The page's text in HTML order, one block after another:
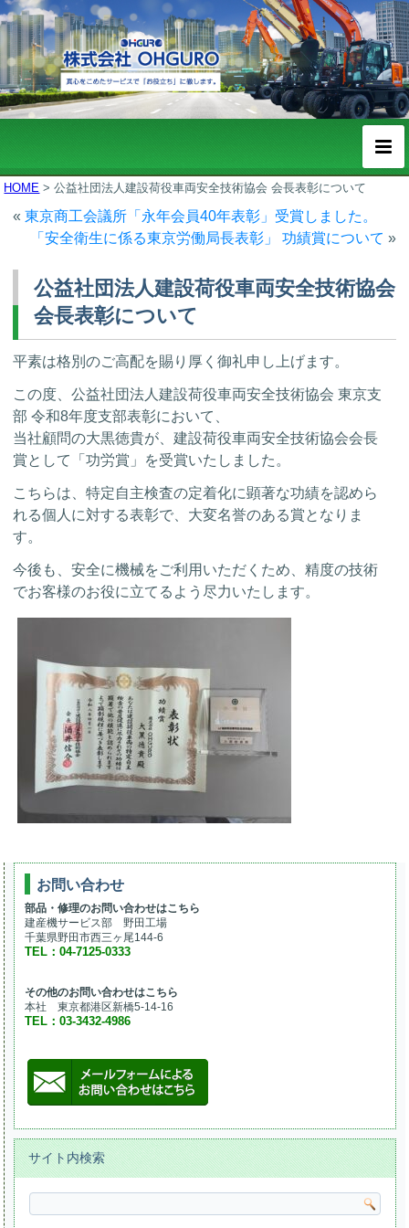
HOME >公益社団法人建設荷役車両安全技術協会 会長表彰について
«東京商工会議所「永年会員40年表彰」受賞しました。
「安全衛生に係る東京労働局長表彰」 功績賞について »
公益社団法人建設荷役車両安全技術協会
会長表彰について
平素は格別のご高配を賜り厚く御礼申し上げます。
この度、公益社団法人建設荷役車両安全技術協会 東京支
部 令和8年度支部表彰において、
当社顧問の大黒徳貴が、建設荷役車両安全技術協会会長
賞として「功労賞」を受賞いたしました。
こちらは、特定自主検査の定着化に顕著な功績を認めら
れる個人に対する表彰で、大変名誉のある賞となりま
す。
今後も、安全に機械をご利用いただくため、精度の技術
でお客様のお役に立てるよう尽力いたします。
お問い合わせ
部品・修理のお問い合わせはこちら
建産機サービス部 野田工場
千葉県野田市西三ヶ尾144-6
TEL：04-7125-0333
その他のお問い合わせはこちら
本社 東京都港区新橋5-14-16
TEL：03-3432-4986
サイト内検索